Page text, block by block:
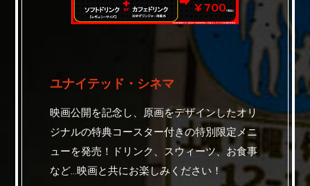
ユナイテッド・シネマ
映画公開を記念し、原画をデザインしたオリ
ジナルの特典コースター付きの特別限定メニ
ューを発売！ドリンク、スウィーツ、お食事
など…映画と共にお楽しみください！